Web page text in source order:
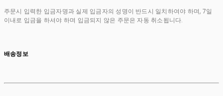
주문시 입력한 입금자명과 실제 입금자의 성명이 반드시 일치하여야 하며, 7일
이내로 입금을 하셔야 하며 입금되지 않은 주문은 자동 취소됩니다.
배송정보